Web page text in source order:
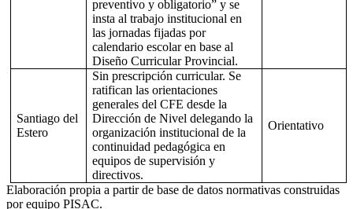
preventivo y obligatorio” y se
insta al trabajo institucional en
las jornadas fijadas por
calendario escolar en base al
Diseño Curricular Provincial.
Santiago del
Estero
Sin prescripción curricular. Se
ratifican las orientaciones
generales del CFE desde la
Dirección de Nivel delegando la
organización institucional de la
continuidad pedagógica en
equipos de supervisión y
directivos.
Orientativo
Elaboración propia a partir de base de datos normativas construidas
por equipo PISAC.